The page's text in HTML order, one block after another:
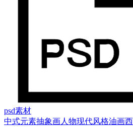
psd素材
中式元素抽象画人物现代风格油画